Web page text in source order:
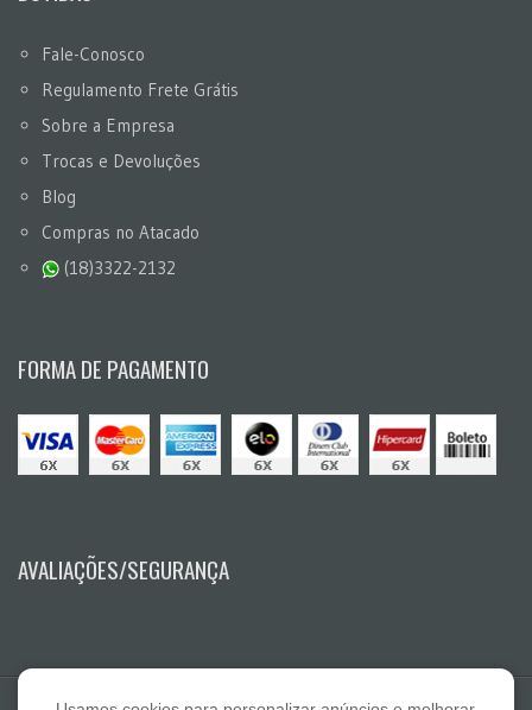
Fale-Conosco
Regulamento Frete Grátis
Sobre a Empresa
Trocas e Devoluções
Blog
Compras no Atacado
(18)3322-2132
FORMA DE PAGAMENTO
AVALIAÇÕES/SEGURANÇA